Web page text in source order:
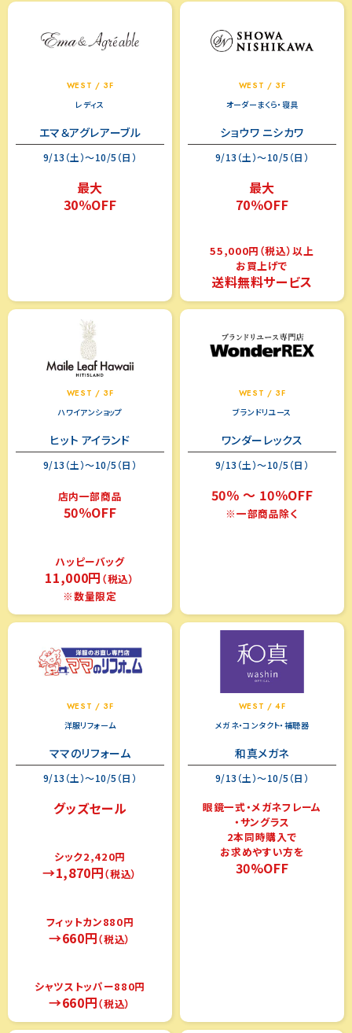
WEST / 3F
レディス
エマ＆アグレアーブル
9/13（土）～10/5（日）
最大
30％OFF
WEST / 3F
オーダーまくら・寝具
ショウワ ニシカワ
9/13（土）～10/5（日）
最大
70％OFF
55,000円（税込）以上
お買上げで
送料無料サービス
WEST / 3F
ハワイアンショップ
ヒット アイランド
9/13（土）～10/5（日）
店内一部商品
50％OFF
ハッピーバッグ
11,000円 （税込）
※数量限定
WEST / 3F
ブランドリユース
ワンダーレックス
9/13（土）～10/5（日）
50％ ～ 10％OFF
※一部商品除く
WEST / 3F
洋服リフォーム
ママのリフォーム
9/13（土）～10/5（日）
グッズセール
シック2,420円
→1,870円（税込）
フィットカン880円
→660円（税込）
シャツストッパー880円
→660円（税込）
WEST / 4F
メガネ・コンタクト・補聴器
和真メガネ
9/13（土）～10/5（日）
眼鏡一式・メガネフレーム
・サングラス
2本同時購入で
お求めやすい方を
30%OFF